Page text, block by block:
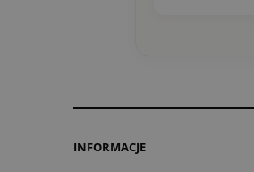
INFORMACJE